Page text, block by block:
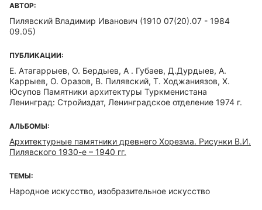
АВТОР:
Пилявский Владимир Иванович (1910 07(20).07 - 1984
09.05)
ПУБЛИКАЦИИ:
Е. Атагаррыев, О. Бердыев, А . Губаев, Д.Дурдыев, А.
Каррыев, О. Оразов, В. Пилявский, Т. Ходжаниязов, Х.
Юсупов Памятники архитектуры Туркменистана
Ленинград: Стройиздат, Ленинградское отделение 1974 г.
АЛЬБОМЫ:
Архитектурные памятники древнего Хорезма. Рисунки В.И.
Пилявского 1930-е – 1940 гг.
ТЕМЫ:
Народное искусство, изобразительное искусство